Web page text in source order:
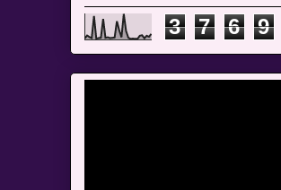
3 7 6 9